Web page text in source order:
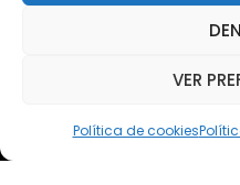
VER
Política de cookies
Teléfono: (+34) 618